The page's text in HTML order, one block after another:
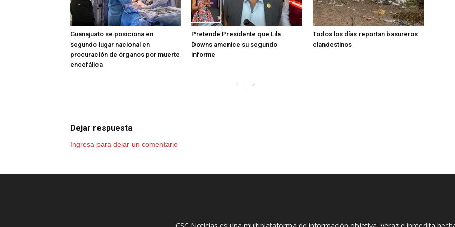
Guanajuato se posiciona en
segundo lugar nacional en
procuración de órganos por muerte
encefálica
Pretende Presidente que Lila
Downs amenice su segundo
informe
Todos los días reportan basureros
clandestinos
Dejar respuesta
Ingresa para dejar un comentario